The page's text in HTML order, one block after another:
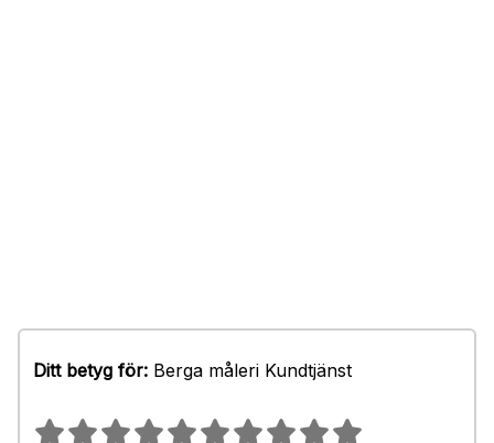
Ditt betyg för: Berga måleri Kundtjänst